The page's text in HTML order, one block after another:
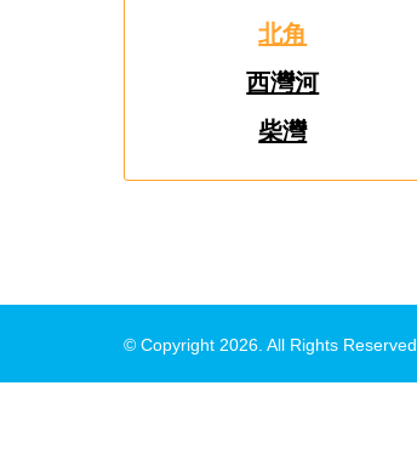
北角
西灣河
柴灣
© Copyright 2026. All Rights Reserved.